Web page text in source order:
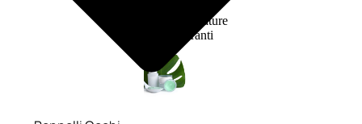
Bagno Nature
Deodoranti